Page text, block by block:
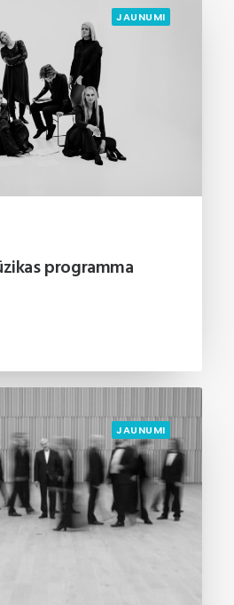
JAUNUMI
programma
JAUNUMI